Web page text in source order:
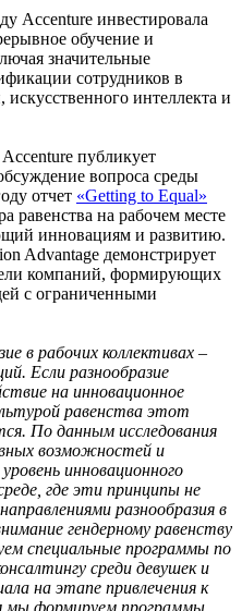
Accenture инвестировала
обучение и
значительные
сотрудников в
интеллекта и
публикует
вопроса среды
отчет «Getting to Equal»
равенства на рабочем месте
инновациям и развитию.
Advantage демонстрирует
компаний, формирующих
с ограниченными
в рабочих коллективах –
Если разнообразие
на инновационное
равенства этот
По данным исследования
возможностей и
инновационного
где эти принципы не
разнообразия в
гендерному равенству
специальные программы по
среди девушек и
на этапе привлечения к
мы формируем программы